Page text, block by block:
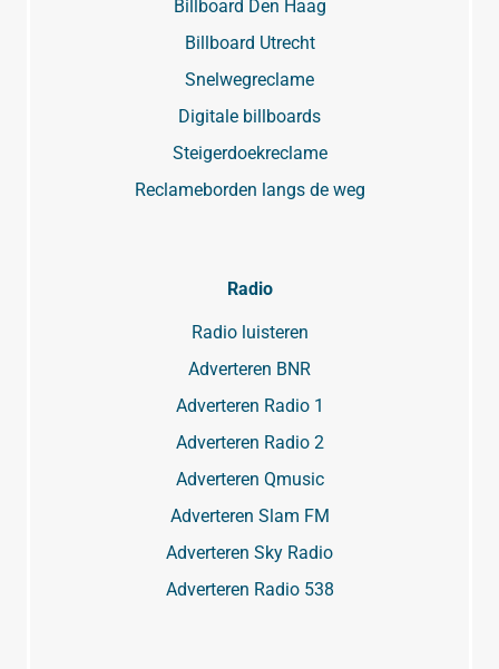
Billboard Den Haag
Billboard Utrecht
Snelwegreclame
Digitale billboards
Steigerdoekreclame
Reclameborden langs de weg
Radio
Radio luisteren
Adverteren BNR
Adverteren Radio 1
Adverteren Radio 2
Adverteren Qmusic
Adverteren Slam FM
Adverteren Sky Radio
Adverteren Radio 538